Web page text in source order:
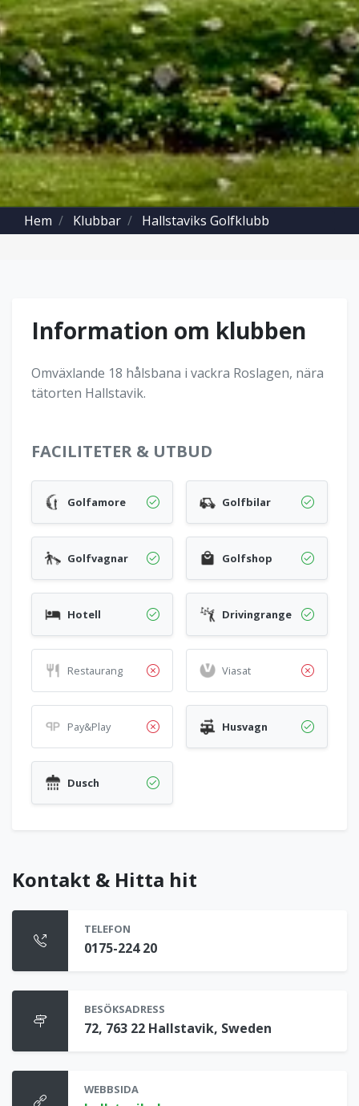
Hem Klubbar Hallstaviks Golfklubb
Information om klubben
Omväxlande 18 hålsbana i vackra Roslagen, nära
tätorten Hallstavik.
FACILITETER & UTBUD
Golfamore Golfbilar
Golfvagnar Golfshop
Hotell Drivingrange
Restaurang Viasat
Pay&Play Husvagn
Dusch
Kontakt & Hitta hit
TELEFON
0175-224 20
BESÖKSADRESS
72, 763 22 Hallstavik, Sweden
WEBBSIDA